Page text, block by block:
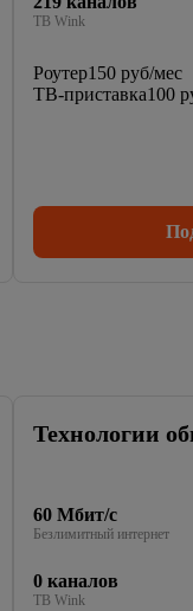
ТВ Wink
Роутер150 руб/мес
ТВ-приставка100
Технологии
60 Мбит/с
Безлимитный интернет
0 каналов
ТВ Wink